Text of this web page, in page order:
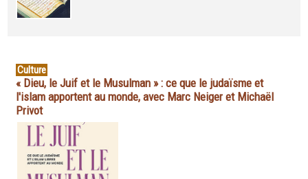
Culture
« Dieu, le Juif et le Musulman » : ce que le judaïsme et
l'islam apportent au monde, avec Marc Neiger et Michaël
Privot